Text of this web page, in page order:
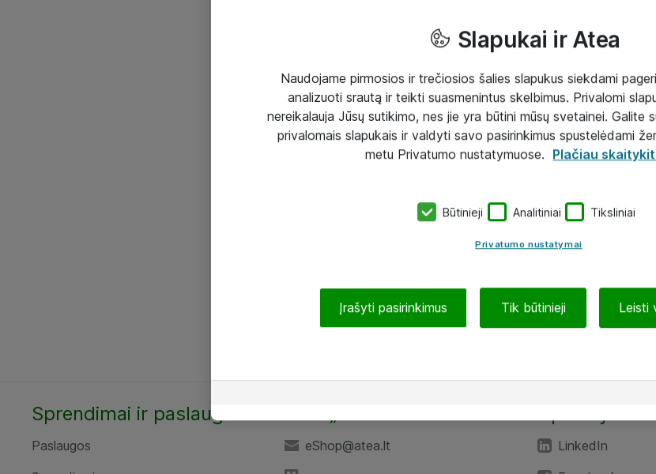
Sprendimai ir paslaugos
Paslaugos
eShop@atea.lt
LinkedIn
Slapukai ir Atea
Naudojame pirmosios ir trečiosios šalies slapukus siekdami
analizuoti srautą ir teikti suasmenintus skelbimus. Privalomi
nereikalauja Jūsų sutikimo, nes jie yra būtini mūsų svetainei. Galite
privalomais slapukais ir valdyti savo pasirinkimus spustelėdami
metu Privatumo nustatymuose. Plačiau
Būtinieji Analitiniai Tiksliniai
Privatumo nustatymai
Įrašyti pasirinkimus Tik būtinieji Leisti